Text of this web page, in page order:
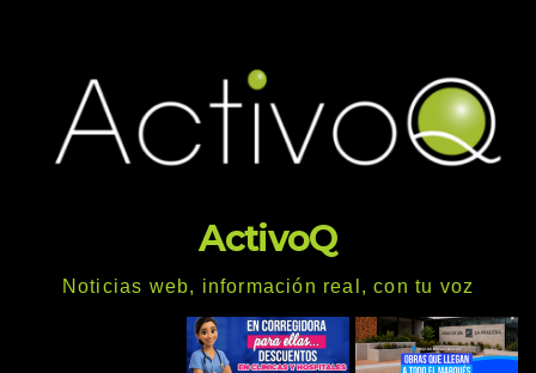
ActivoQ
Noticias web, información real, con tu voz